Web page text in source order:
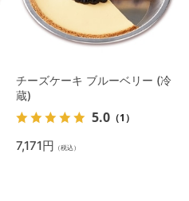
チーズケーキ ブルーベリー (冷
蔵)
5.0 （1）
7,171円 （税込）